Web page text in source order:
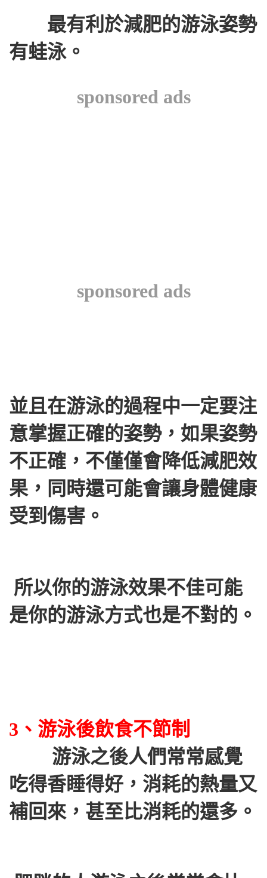
最有利於減肥的游泳姿勢
有蛙泳。
sponsored ads
sponsored ads
並且在游泳的過程中一定要注
意掌握正確的姿勢，如果姿勢
不正確，不僅僅會降低減肥效
果，同時還可能會讓身體健康
受到傷害。
所以你的游泳效果不佳可能
是你的游泳方式也是不對的。
3、游泳後飲食不節制
游泳之後人們常常感覺
吃得香睡得好，消耗的熱量又
補回來，甚至比消耗的還多。